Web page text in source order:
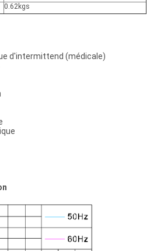
0.62kgs
d'intermittend (médicale)